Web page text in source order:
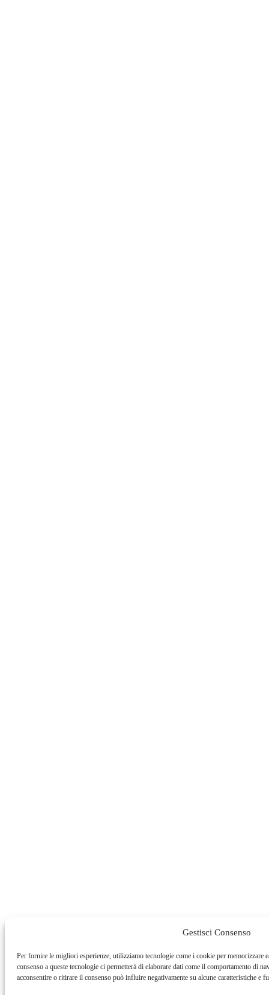
Gestisci Consenso
Per fornire le migliori esperienze, utilizziamo tecnologie come i cookie per memorizzare
consenso a queste tecnologie ci permetterà di elaborare dati come il comportamento di
acconsentire o ritirare il consenso può influire negativamente su alcune caratteristiche e